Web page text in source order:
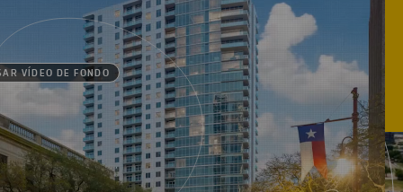
VÍDEO DE FONDO